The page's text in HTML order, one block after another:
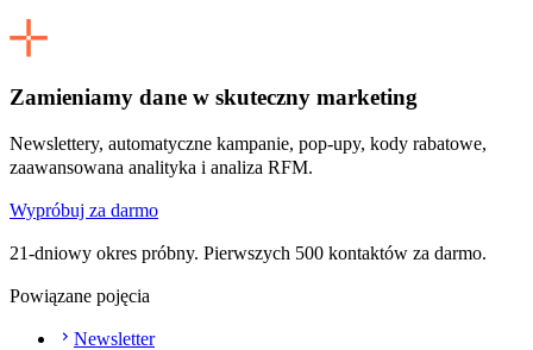
Zamieniamy dane w skuteczny marketing
Newslettery, automatyczne kampanie, pop-upy, kody rabatowe,
zaawansowana analityka i analiza RFM.
Wypróbuj za darmo
21-dniowy okres próbny. Pierwszych 500 kontaktów za darmo.
Powiązane pojęcia
Newsletter